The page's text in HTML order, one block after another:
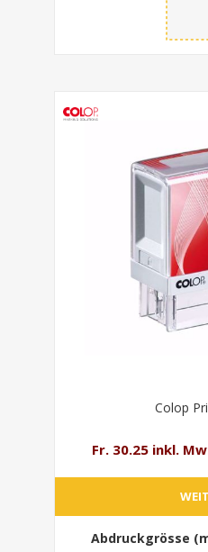
Colop
Fr. 30.25 inkl.
Abdruckgrösse